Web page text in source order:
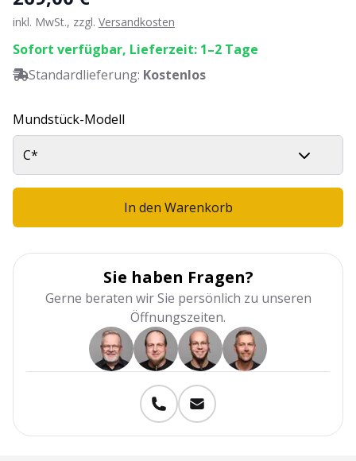
inkl. MwSt., zzgl. Versandkosten
Sofort verfügbar, Lieferzeit: 1–2 Tage
Standardlieferung: Kostenlos
Mundstück-Modell
C*
In den Warenkorb
Sie haben Fragen?
Gerne beraten wir Sie persönlich zu unseren
Öffnungszeiten.